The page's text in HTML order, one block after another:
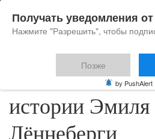
В Karlsson
истории Эмиля
Лённеберги
Получать уведомления
Нажмите "Разрешить", чтобы
Позже
by PushAlert